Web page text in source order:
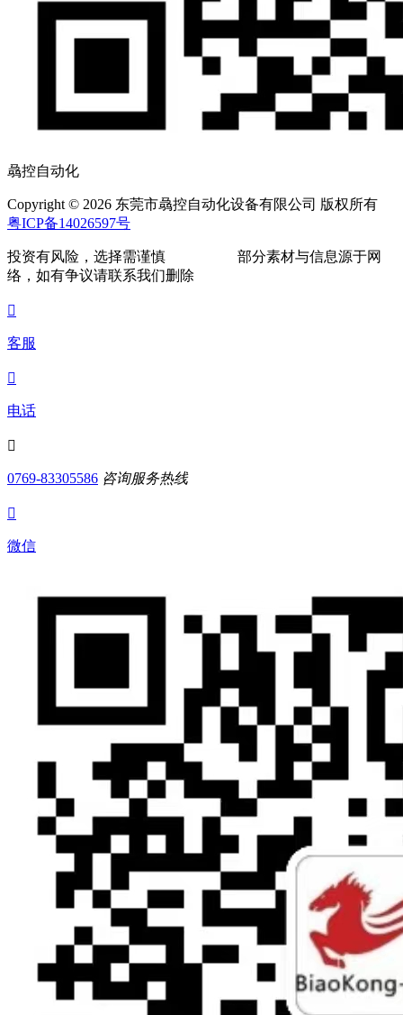
骉控自动化
Copyright © 2026 东莞市骉控自动化设备有限公司 版权所有
粤ICP备14026597号
投资有风险，选择需谨慎 部分素材与信息源于网
络，如有争议请联系我们删除

客服

电话

0769-83305586 咨询服务热线

微信